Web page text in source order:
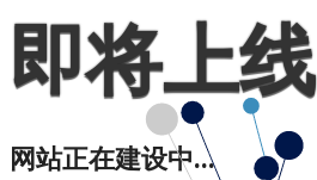
即将上线
网站正在建设中...